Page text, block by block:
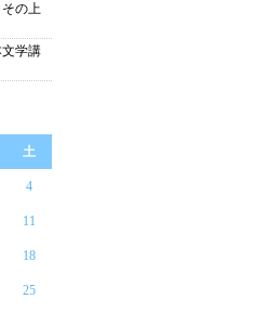
の上
学講
土
4
11
18
25